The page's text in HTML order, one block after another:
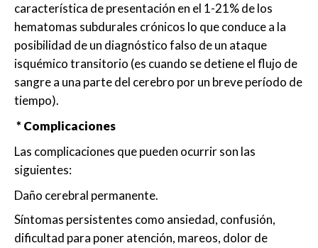
característica de presentación en el 1-21% de los
hematomas subdurales crónicos lo que conduce a la
posibilidad de un diagnóstico falso de un ataque
isquémico transitorio (es cuando se detiene el flujo de
sangre a una parte del cerebro por un breve período de
tiempo).
* Complicaciones
Las complicaciones que pueden ocurrir son las
siguientes:
Daño cerebral permanente.
Síntomas persistentes como ansiedad, confusión,
dificultad para poner atención, mareos, dolor de